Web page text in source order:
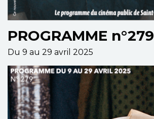
PROGRAMME n°279
Du 9 au 29 avril 2025